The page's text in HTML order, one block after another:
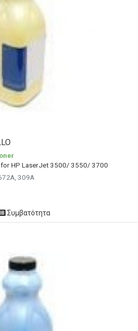
HP LaserJet 3500/ 3550/ 3700
309A
Συμβατότητα